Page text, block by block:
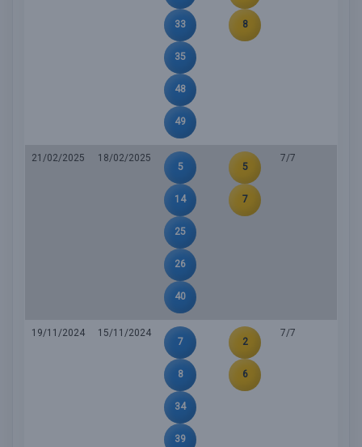
33
35
48
49
8
21/02/2025
18/02/2025
5
14
25
26
40
5
7
7/7
19/11/2024
15/11/2024
7
8
34
39
2
6
7/7